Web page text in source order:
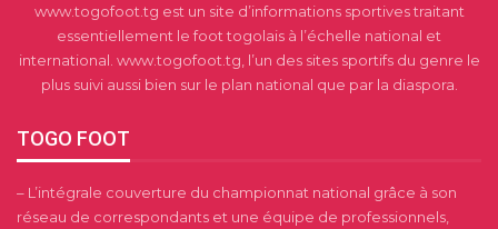
www.togofoot.tg est un site d’informations sportives traitant
essentiellement le foot togolais à l’échelle national et
international. www.togofoot.tg, l’un des sites sportifs du genre le
plus suivi aussi bien sur le plan national que par la diaspora.
TOGO FOOT
– L’intégrale couverture du championnat national grâce à son
réseau de correspondants et une équipe de professionnels,